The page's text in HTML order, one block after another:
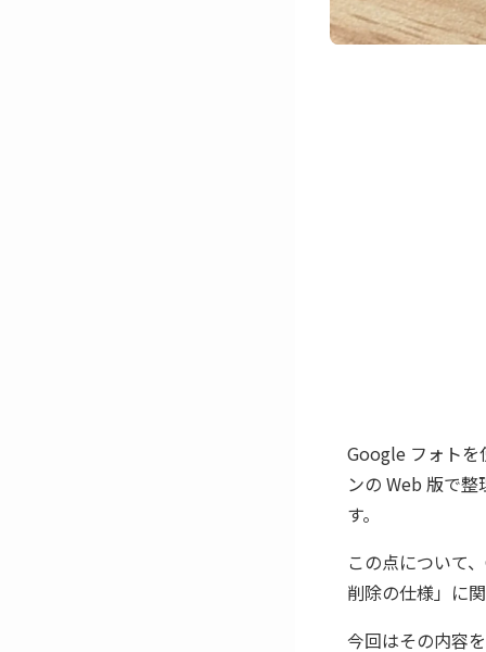
Google フォトを
ンの Web 版で
す。
この点について
削除の仕様」に
今回はその内容